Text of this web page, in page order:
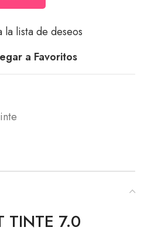
la lista de deseos
a Favoritos
TINTE 7.0